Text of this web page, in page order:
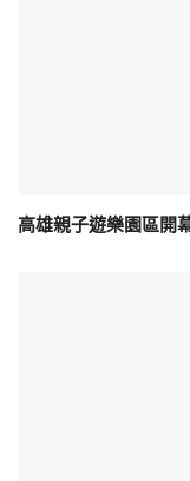
高雄親子遊樂園區開